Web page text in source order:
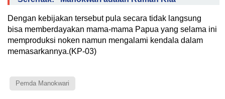
Dengan kebijakan tersebut pula secara tidak langsung
bisa memberdayakan mama-mama Papua yang selama ini
memproduksi noken namun mengalami kendala dalam
memasarkannya.(KP-03)
Pemda Manokwari